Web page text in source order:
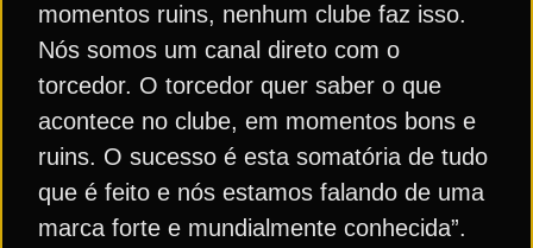
momentos ruins, nenhum clube faz isso.
Nós somos um canal direto com o
torcedor. O torcedor quer saber o que
acontece no clube, em momentos bons e
ruins. O sucesso é esta somatória de tudo
que é feito e nós estamos falando de uma
marca forte e mundialmente conhecida”.